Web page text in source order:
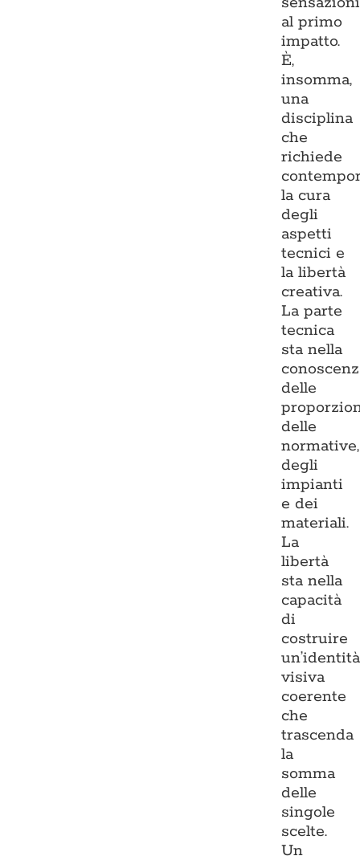
al primo
impatto.
È,
insomma,
una
disciplina
che
richiede
la cura
degli
aspetti
tecnici e
la libertà
creativa.
La parte
tecnica
sta nella
delle
delle
normative,
degli
impianti
e dei
materiali.
La
libertà
sta nella
capacità
di
costruire
un’identità
visiva
coerente
che
trascenda
la
somma
delle
singole
scelte.
Un